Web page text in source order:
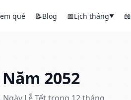
quẻ 📝Blog 📅Lịch tháng▼ 📖
2052